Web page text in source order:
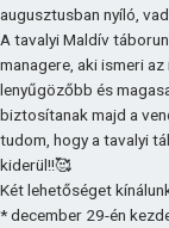
augusztusban nyíló,
A tavalyi Maldív
managere, aki ismeri
lenyűgözőbb és
biztosítanak majd a
tudom, hogy a tavalyi
kiderül!!🥰
Két lehetőséget
* december 29-én